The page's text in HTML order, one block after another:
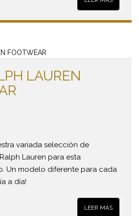
LAUREN
variada selección de
Lauren para esta
Un modelo diferente para cada
a día!
LEER MÁS